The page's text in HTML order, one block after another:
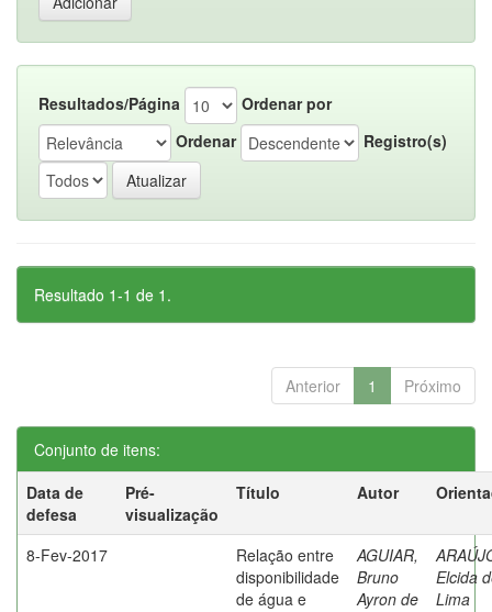
Resultados/Página
Ordenar por
Ordenar
Registro(s)
Resultado 1-1 de 1.
Anterior 1 Próximo
Conjunto de itens:
Data de
defesa
Pré-
visualização
Título Autor
8-Fev-2017
Relação entre
disponibilidade
de água e
AGUIAR,
Bruno
Ayron de
Elcida
Lima